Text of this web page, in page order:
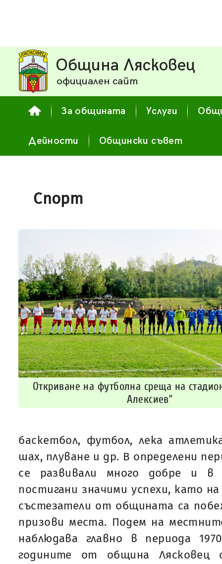
Община Лясковец
официален сайт
За общината Услуги
Дейности Общински съвет
Спорт
Откриване на футболна среща на
Алексиев”
баскетбол, футбол, лека
шах, плуване и др. В определени
се развивали много добре и в
постигани значими успехи, като
състезатели от общината са
призови места. Подем на
наблюдава главно в периода
годините от община Лясковец